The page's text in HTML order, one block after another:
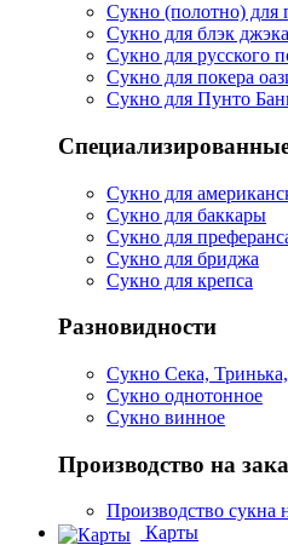
Сукно (полотно) для
Сукно для блэк джэка
Сукно для русского
Сукно для покера
Сукно для Пунто
Сукно для
Сукно для баккары
Сукно для
Сукно для бриджа
Сукно для крепса
Разновидности
Сукно Сека,
Сукно однотонное
Сукно винное
Производство на
Производство сукна
Карты